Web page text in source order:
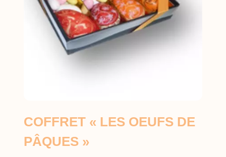
COFFRET « LES OEUFS DE
PÂQUES »